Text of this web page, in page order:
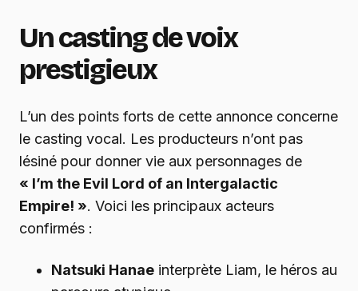
Un casting de voix
prestigieux
L’un des points forts de cette annonce concerne
le casting vocal. Les producteurs n’ont pas
lésiné pour donner vie aux personnages de
« I’m the Evil Lord of an Intergalactic
Empire! ». Voici les principaux acteurs
confirmés :
Natsuki Hanae interprète Liam, le héros au